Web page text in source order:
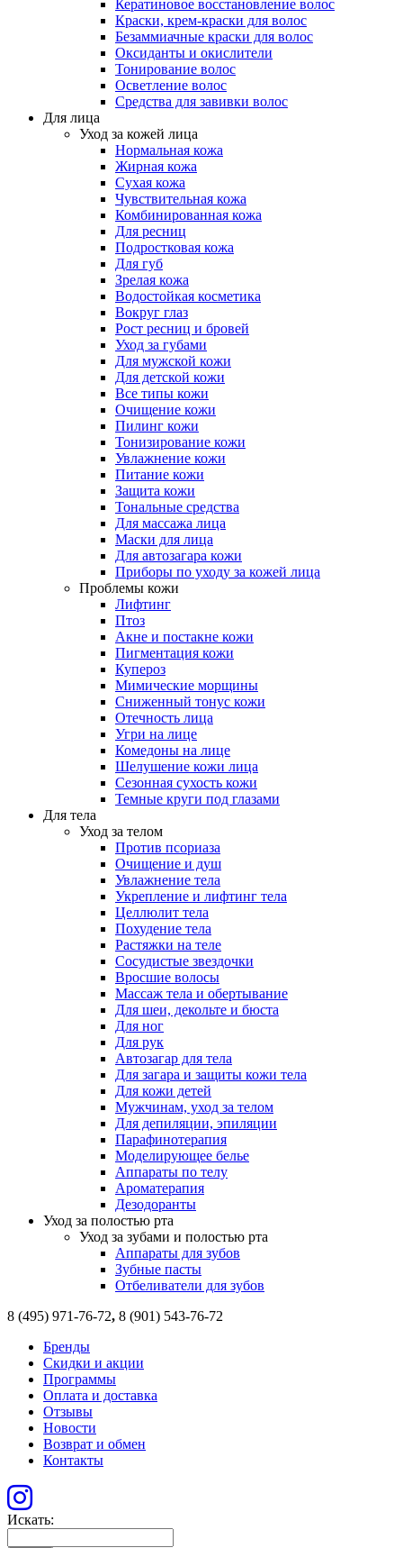
Кератиновое восстановление волос
Краски, крем-краски для волос
Безаммиачные краски для волос
Оксиданты и окислители
Тонирование волос
Осветление волос
Средства для завивки волос
Для лица
Уход за кожей лица
Нормальная кожа
Жирная кожа
Сухая кожа
Чувствительная кожа
Комбинированная кожа
Для ресниц
Подростковая кожа
Для губ
Зрелая кожа
Водостойкая косметика
Вокруг глаз
Рост ресниц и бровей
Уход за губами
Для мужской кожи
Для детской кожи
Все типы кожи
Очищение кожи
Пилинг кожи
Тонизирование кожи
Увлажнение кожи
Питание кожи
Защита кожи
Тональные средства
Для массажа лица
Маски для лица
Для автозагара кожи
Приборы по уходу за кожей лица
Проблемы кожи
Лифтинг
Птоз
Акне и постакне кожи
Пигментация кожи
Купероз
Мимические морщины
Сниженный тонус кожи
Отечность лица
Угри на лице
Комедоны на лице
Шелушение кожи лица
Сезонная сухость кожи
Темные круги под глазами
Для тела
Уход за телом
Против псориаза
Очищение и душ
Увлажнение тела
Укрепление и лифтинг тела
Целлюлит тела
Похудение тела
Растяжки на теле
Сосудистые звездочки
Вросшие волосы
Массаж тела и обертывание
Для шеи, декольте и бюста
Для ног
Для рук
Автозагар для тела
Для загара и защиты кожи тела
Для кожи детей
Мужчинам, уход за телом
Для депиляции, эпиляции
Парафинотерапия
Моделирующее белье
Аппараты по телу
Ароматерапия
Дезодоранты
Уход за полостью рта
Уход за зубами и полостью рта
Аппараты для зубов
Зубные пасты
Отбеливатели для зубов
8 (495) 971-76-72, 8 (901) 543-76-72
Бренды
Скидки и акции
Программы
Оплата и доставка
Отзывы
Новости
Возврат и обмен
Контакты
Искать: